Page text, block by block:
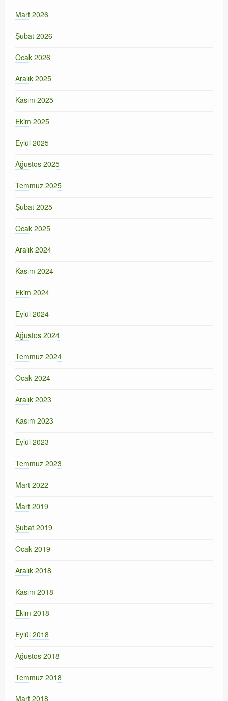
Mart 2026
Şubat 2026
Ocak 2026
Aralık 2025
Kasım 2025
Ekim 2025
Eylül 2025
Ağustos 2025
Temmuz 2025
Şubat 2025
Ocak 2025
Aralık 2024
Kasım 2024
Ekim 2024
Eylül 2024
Ağustos 2024
Temmuz 2024
Ocak 2024
Aralık 2023
Kasım 2023
Eylül 2023
Temmuz 2023
Mart 2022
Mart 2019
Şubat 2019
Ocak 2019
Aralık 2018
Kasım 2018
Ekim 2018
Eylül 2018
Ağustos 2018
Temmuz 2018
Mart 2018